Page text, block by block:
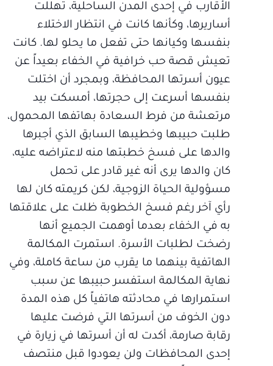
الأقارب في إحدى المدن الساحلية، تهللت
أساريرها، وكأنها كانت في انتظار الاختلاء
بنفسها وكيانها حتى تفعل ما يحلو لها. كانت
تعيش قصة حب خرافية في الخفاء بعيداً عن
عيون أسرتها المحافظة، وبمجرد أن اختلت
بنفسها أسرعت إلى حجرتها، أمسكت بيد
مرتعشة من فرط السعادة بهاتفها المحمول،
طلبت حبيبها وخطيبها السابق الذي أجبرها
والدها على فسخ خطبتها منه لاعتراضه عليه،
كان والدها يرى أنه غير قادر على تحمل
مسؤولية الحياة الزوجية، لكن كريمته كان لها
رأي آخر رغم فسخ الخطوبة ظلت على علاقتها
به في الخفاء بعدما أوهمت الجميع أنها
رضخت لطلبات الأسرة. استمرت المكالمة
الهاتفية بينهما ما يقرب من ساعة كاملة، وفي
نهاية المكالمة استفسر حبيبها عن سبب
استمرارها في محادثته هاتفياً كل هذه المدة
دون الخوف من أسرتها التي فرضت عليها
رقابة صارمة، أكدت له أن أسرتها في زيارة في
إحدى المحافظات ولن يعودوا قبل منتصف